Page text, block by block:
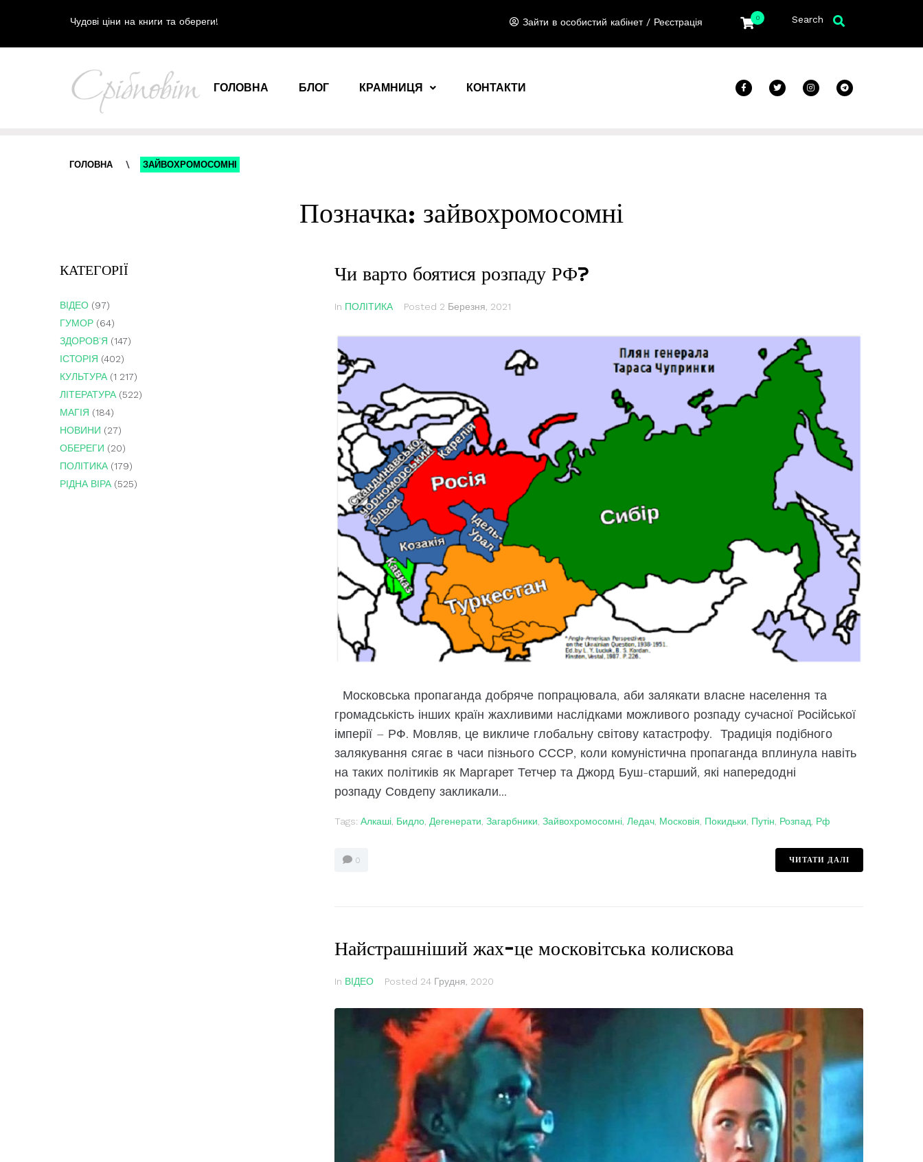
Чудові ціни на книги та обереги! Зайти в особистий кабінет / Реєстрація 0 Search
ГОЛОВНА БЛОГ КРАМНИЦЯ КОНТАКТИ
ГОЛОВНА \ ЗАЙВОХРОМОСОМНІ
Позначка: зайвохромосомні
Чи варто боятися розпаду РФ?
In ПОЛІТИКА Posted 2 Березня, 2021
Московська пропаганда добряче попрацювала, аби залякати власне населення та
громадськість інших країн жахливими наслідками можливого розпаду сучасної Російської
імперії – РФ. Мовляв, це викличе глобальну світову катастрофу. Традиція подібного
залякування сягає в часи пізнього СССР, коли комуністична пропаганда вплинула навіть
на таких політиків як Маргарет Тетчер та Джорд Буш-старший, які напередодні
розпаду Совдепу закликали...
Tags: Алкаші, Бидло, Дегенерати Загарбники Зайвохромосомні, Ледач, Московія Покидьки Путін Розпад Рф
0 ЧИТАТИ ДАЛІ
Найстрашніший жах-це московітська колискова
In ВІДЕО Posted 24 Грудня, 2020
КАТЕГОРІЇ
ВІДЕО (97)
ГУМОР (64)
ЗДОРОВ'Я (147)
ІСТОРІЯ (402)
КУЛЬТУРА (1 217)
ЛІТЕРАТУРА (522)
МАГІЯ (184)
НОВИНИ (27)
ОБЕРЕГИ (20)
ПОЛІТИКА (179)
РІДНА ВІРА (525)